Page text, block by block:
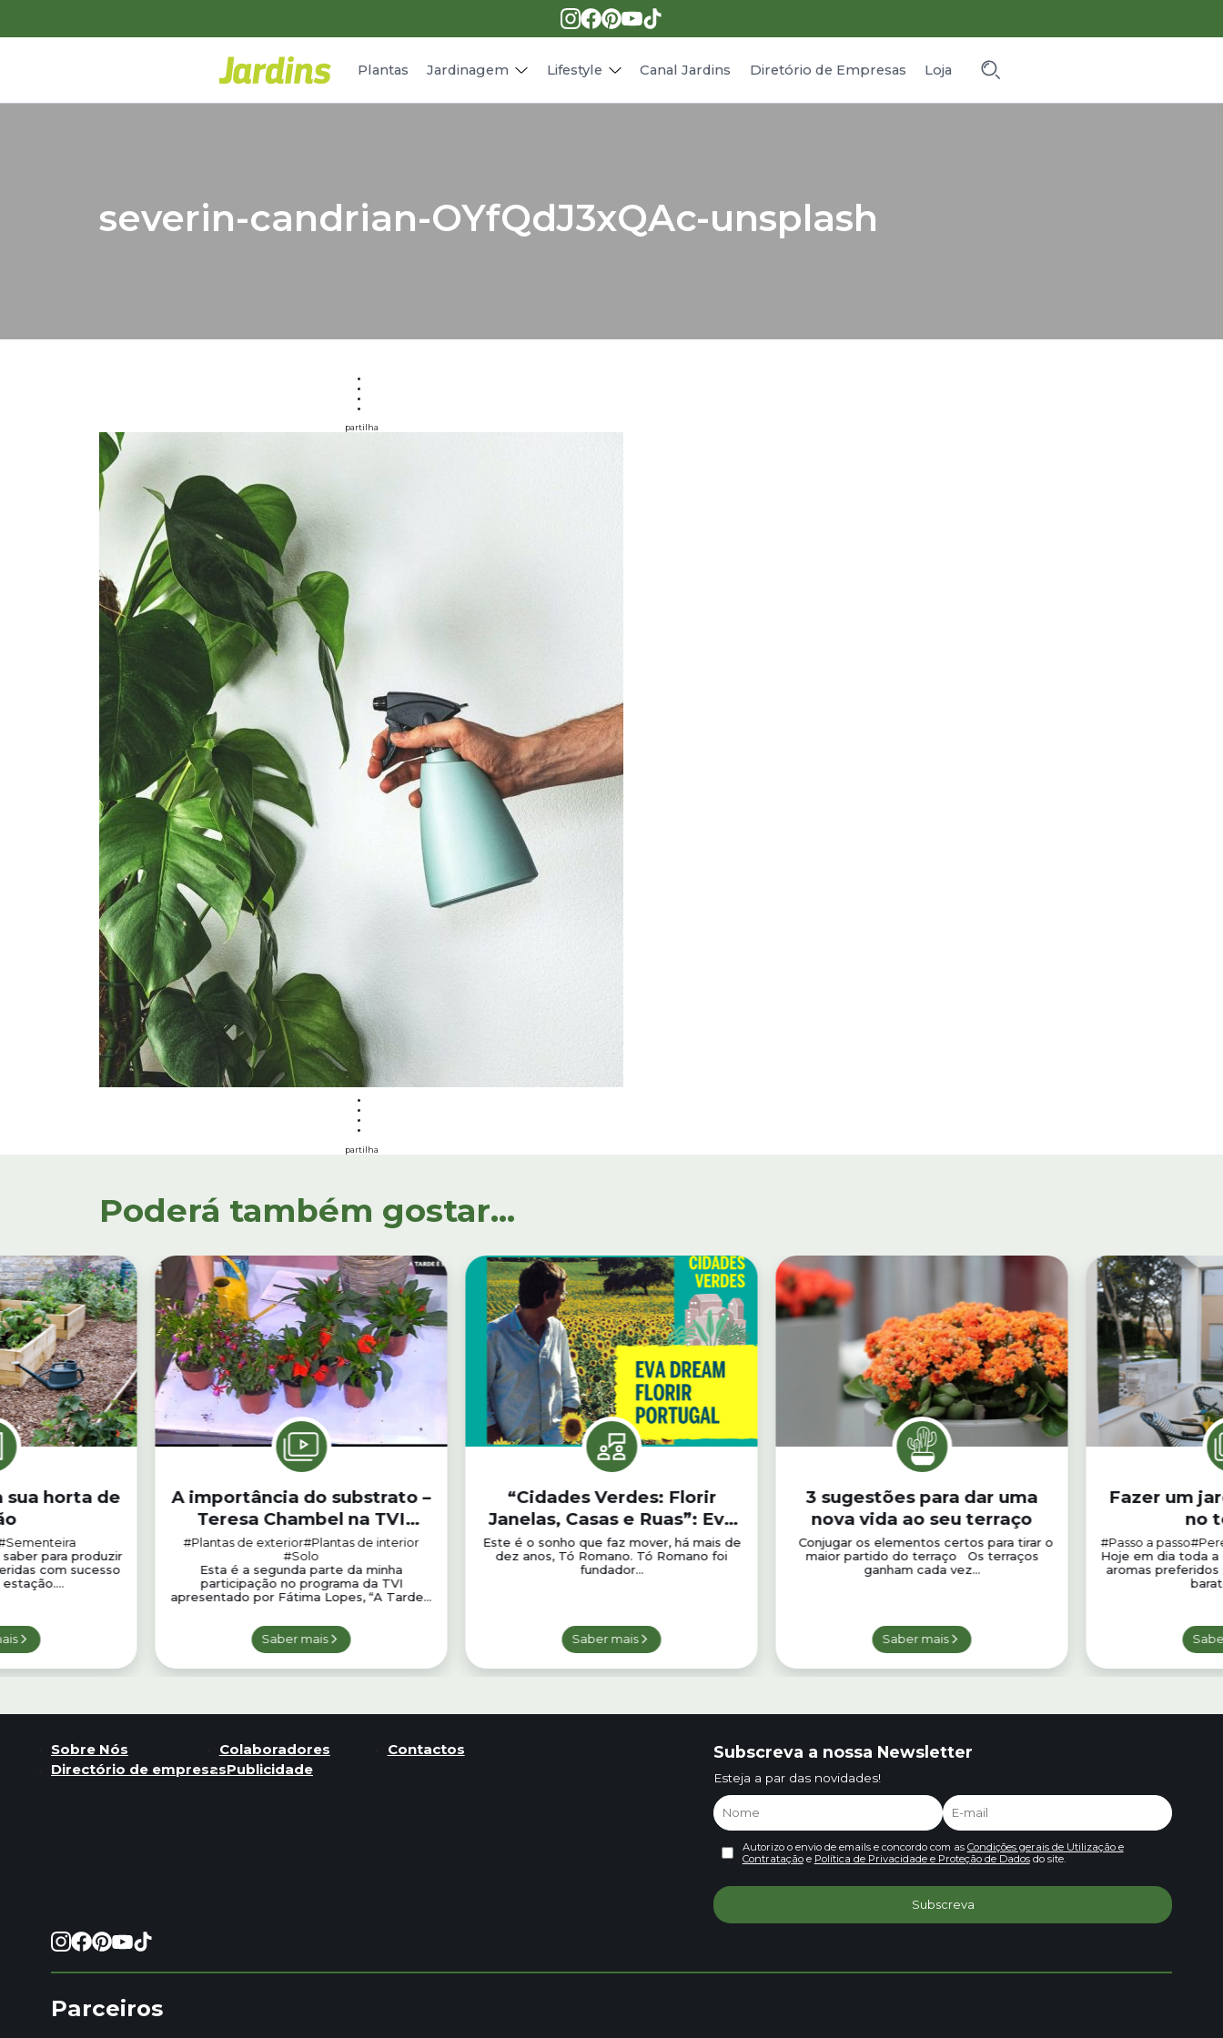
Plantas Jardinagem Lifestyle
Receitas
Canal Jardins Diretório de Empresas Loja
severin-candrian-OYfQdJ3xQAc-unsplash
partilha
partilha
Poderá também gostar...
sua horta de
para produzir
com sucesso
A importância do substrato –
Teresa Chambel na TVI
(parte 2)
#Plantas de exterior#Plantas de interior
#Solo
Esta é a segunda parte da minha
participação no programa da TVI
apresentado por Fátima Lopes, “A Tarde...
Saber mais
“Cidades Verdes: Florir
Janelas, Casas e Ruas”: Eva
Dream Florir Portugal
Este é o sonho que faz mover, há mais de
dez anos, Tó Romano. Tó Romano foi
fundador...
Saber mais
3 sugestões para dar uma
nova vida ao seu terraço
Conjugar os elementos certos para tirar o
maior partido do terraço Os terraços
ganham cada vez...
Saber mais
Fazer um
no
#Passo a passo
Hoje em dia toda
aromas preferidos
Sobre Nós Colaboradores
Contactos
Directório de empresasPublicidade
Subscreva a nossa Newsletter
Esteja a par das novidades!
Autorizo o envio de emails e concordo com as Condições gerais de Utilização e
Contrataçãoe Política de Privacidade e Proteção de Dadosdo site.
Parceiros